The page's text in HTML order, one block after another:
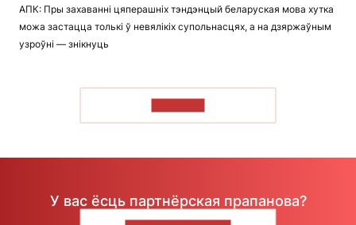
АПК: Пры захаванні цяперашніх тэндэнцый беларуская мова хутка
можа застацца толькі ў невялікіх супольнасцях, а на дзяржаўным
узроўні — знікнуць
У вас ёсць партнёрская прапанова?